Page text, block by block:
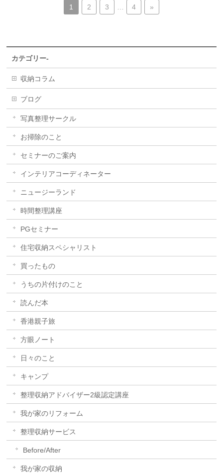
1 2 3 4 »
カテゴリー-
収納コラム
ブログ
写真整理サークル
お掃除のこと
セミナーのご案内
インテリアコーディネーター
ニュージーランド
時間整理講座
PGセミナー
住宅収納スペシャリスト
買ったもの
うちの片付けのこと
読んだ本
香港親子旅
方眼ノート
日々のこと
キャンプ
整理収納アドバイザー2級認定講座
我が家のリフォーム
整理収納サービス
Before/After
我が家の収納